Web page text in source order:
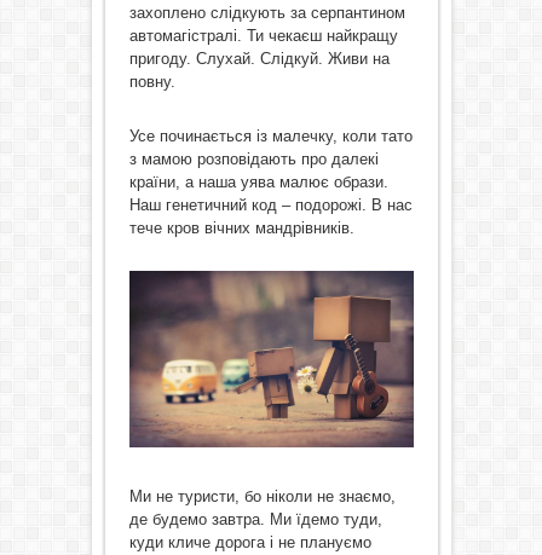
захоплено слідкують за серпантином
автомагістралі. Ти чекаєш найкращу
пригоду. Слухай. Слідкуй. Живи на
повну.
Усе починається із малечку, коли тато
з мамою розповідають про далекі
країни, а наша уява малює образи.
Наш генетичний код – подорожі. В нас
тече кров вічних мандрівників.
Ми не туристи, бо ніколи не знаємо,
де будемо завтра. Ми їдемо туди,
куди кличе дорога і не плануємо